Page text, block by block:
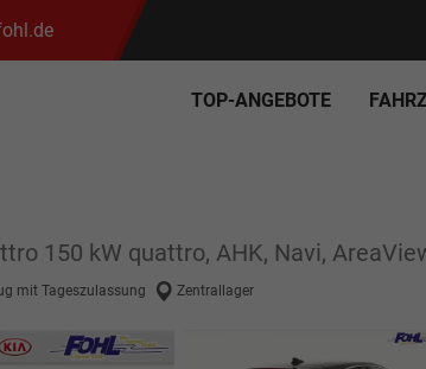
TOP-ANGEBOTE
150 kW quattro, AHK, Navi,
mit Tageszulassung Zentrallager